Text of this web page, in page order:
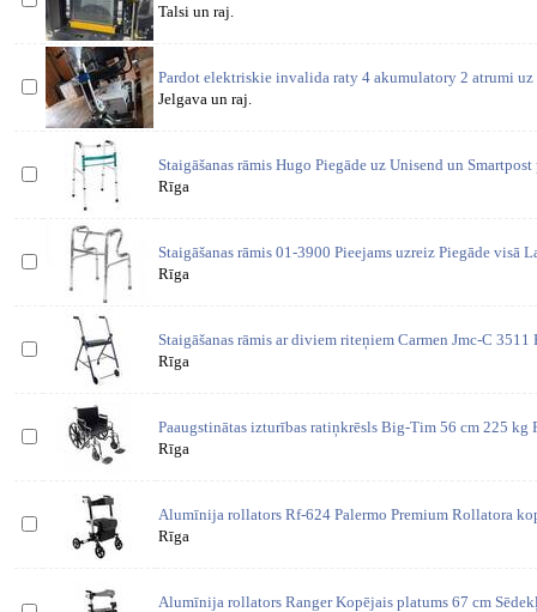
Talsi un raj.
Pardot elektriskie invalida raty 4 akumulatory 2 atrumi
Jelgava un raj.
Staigāšanas rāmis Hugo Piegāde uz Unisend un
Rīga
Staigāšanas rāmis 01-3900 Pieejams uzreiz Piegāde visā
Rīga
Staigāšanas rāmis ar diviem riteņiem Carmen Jmc-C 3511
Rīga
Paaugstinātas izturības ratiņkrēsls Big-Tim 56 cm 225 kg
Rīga
Alumīnija rollators Rf-624 Palermo Premium Rollatora
Rīga
Alumīnija rollators Ranger Kopējais platums 67 cm